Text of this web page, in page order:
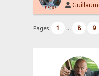
Pages: 1 ... 8 9